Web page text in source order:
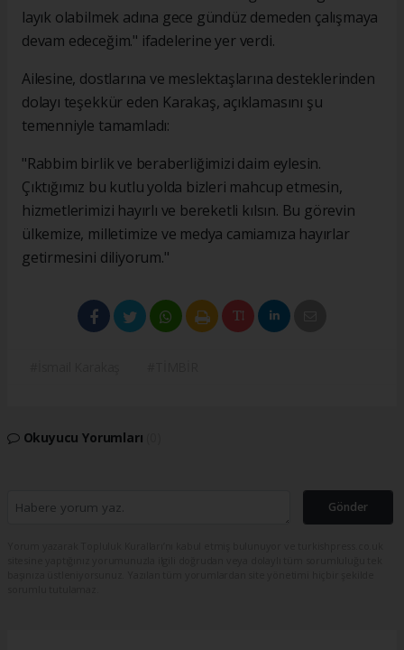
layık olabilmek adına gece gündüz demeden çalışmaya
devam edeceğim." ifadelerine yer verdi.
Ailesine, dostlarına ve meslektaşlarına desteklerinden
dolayı teşekkür eden Karakaş, açıklamasını şu
temenniyle tamamladı:
"Rabbim birlik ve beraberliğimizi daim eylesin.
Çıktığımız bu kutlu yolda bizleri mahcup etmesin,
hizmetlerimizi hayırlı ve bereketli kılsın. Bu görevin
ülkemize, milletimize ve medya camiamıza hayırlar
getirmesini diliyorum."
Okuyucu Yorumları
Gönder